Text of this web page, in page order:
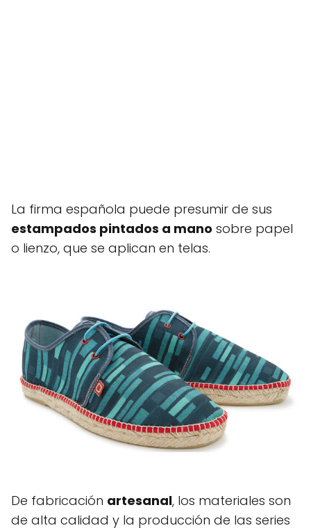
La firma española puede presumir de sus
estampados pintados a mano sobre papel
o lienzo, que se aplican en telas.
De fabricación artesanal, los materiales son
de alta calidad y la producción de las series